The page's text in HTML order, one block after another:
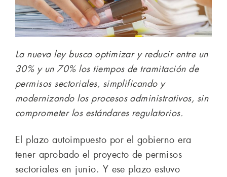
La nueva ley busca optimizar y reducir entre un
30% y un 70% los tiempos de tramitación de
permisos sectoriales, simplificando y
modernizando los procesos administrativos, sin
comprometer los estándares regulatorios.
El plazo autoimpuesto por el gobierno era
tener aprobado el proyecto de permisos
sectoriales en junio. Y ese plazo estuvo